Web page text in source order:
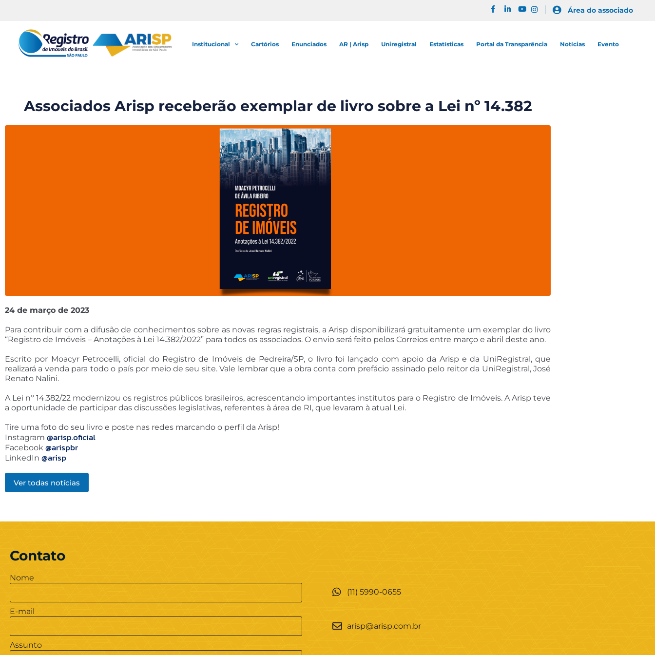
Área do associado
Institucional Cartórios Enunciados AR | Arisp Uniregistral Estatísticas Portal da Transparência Notícias Evento
Associados Arisp receberão exemplar de livro sobre a Lei nº 14.382
24 de março de 2023
Para contribuir com a difusão de conhecimentos sobre as novas regras registrais, a Arisp disponibilizará gratuitamente um exemplar do livro
“Registro de Imóveis – Anotações à Lei 14.382/2022” para todos os associados. O envio será feito pelos Correios entre março e abril deste ano.
Escrito por Moacyr Petrocelli, oficial do Registro de Imóveis de Pedreira/SP, o livro foi lançado com apoio da Arisp e da UniRegistral, que
realizará a venda para todo o país por meio de seu site. Vale lembrar que a obra conta com prefácio assinado pelo reitor da UniRegistral, José
Renato Nalini.
A Lei nº 14.382/22 modernizou os registros públicos brasileiros, acrescentando importantes institutos para o Registro de Imóveis. A Arisp teve
a oportunidade de participar das discussões legislativas, referentes à área de RI, que levaram à atual Lei.
Tire uma foto do seu livro e poste nas redes marcando o perfil da Arisp!
Instagram @arisp.oficial
Facebook @arispbr
LinkedIn @arisp
Ver todas notícias
Contato
Nome
E-mail
Assunto
(11) 5990-0655
arisp@arisp.com.br